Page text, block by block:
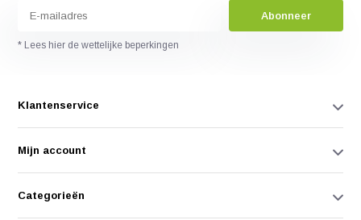
Abonneer
* Lees hier de wettelijke beperkingen
Klantenservice
Mijn account
Categorieën